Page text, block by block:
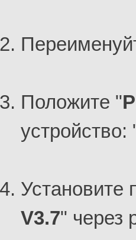
Положите "
устройство:
Установите
V3.7" через